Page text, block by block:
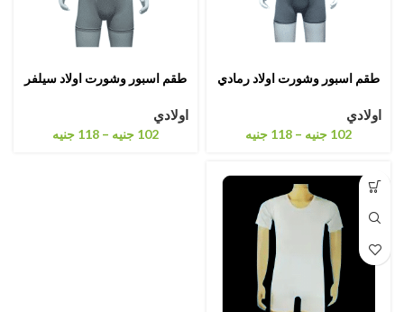
طقم اسبور وشورت اولاد رمادي
اولادي
102 جنيه –
118 جنيه
طقم اسبور وشورت اولاد سيلفر
اولادي
102 جنيه –
118 جنيه